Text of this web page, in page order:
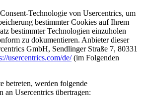
Technologie von Usercentrics, um
bestimmter Cookies auf Ihrem
bestimmter Technologien einzuholen
zu dokumentieren. Anbieter dieser
GmbH, Sendlinger Straße 7, 80331
usercentrics.com/de/(im Folgenden
betreten, werden folgende
an Usercentrics übertragen: